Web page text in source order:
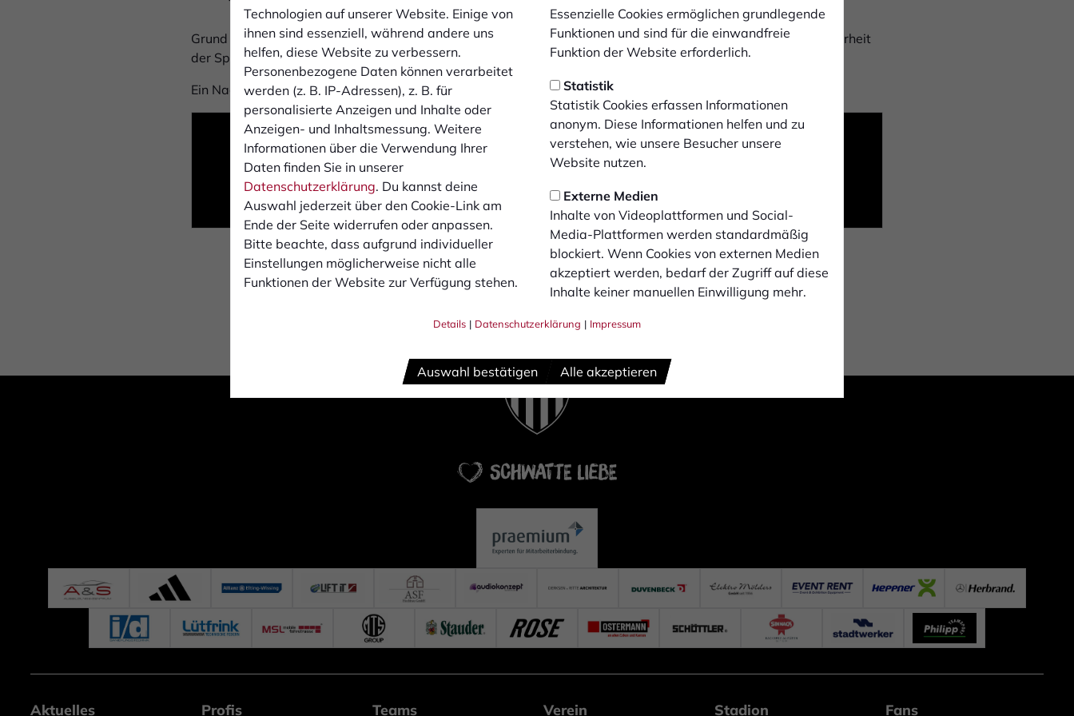
Technologien auf unserer Website. Einige von
ihnen sind essenziell, während andere uns
helfen, diese Website zu verbessern.
Personenbezogene Daten können verarbeitet
werden (z. B. IP-Adressen), z. B. für
personalisierte Anzeigen und Inhalte oder
Anzeigen- und Inhaltsmessung. Weitere
Informationen über die Verwendung Ihrer
Daten finden Sie in unserer
Datenschutzerklärung. Du kannst deine
Auswahl jederzeit über den Cookie-Link am
Ende der Seite widerrufen oder anpassen.
Bitte beachte, dass aufgrund individueller
Einstellungen möglicherweise nicht alle
Funktionen der Website zur Verfügung stehen.
Essenzielle Cookies ermöglichen grundlegende
Funktionen und sind für die einwandfreie
Funktion der Website erforderlich.
Statistik
Statistik Cookies erfassen Informationen
anonym. Diese Informationen helfen und zu
verstehen, wie unsere Besucher unsere
Website nutzen.
Externe Medien
Inhalte von Videoplattformen und Social-
Media-Plattformen werden standardmäßig
blockiert. Wenn Cookies von externen Medien
akzeptiert werden, bedarf der Zugriff auf diese
Inhalte keiner manuellen Einwilligung mehr.
Details | Datenschutzerklärung | Impressum
Auswahl bestätigen Alle akzeptieren
Grund für die Absage sind starke Regenfälle in Lotte, durch die der Platz derzeit nicht bespielbar ist. Die Sicherheit
der Spieler kann unter den aktuellen Bedingungen nicht gewährleistet werden.
Ein Nachholtermin für die Partie wird zu einem späteren Zeitpunkt bekanntgegeben.
SF Lotte 1. FC Bocholt
Liveticker Spiel-Infos
Aktuelles Profis Teams Verein Stadion Fans